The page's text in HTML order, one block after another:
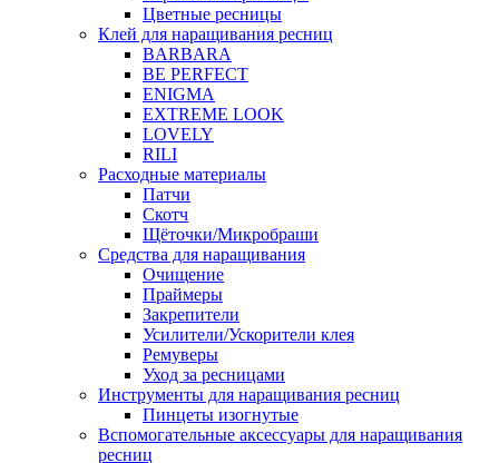
Цветные ресницы
Клей для наращивания ресниц
BARBARA
BE PERFECT
ENIGMA
EXTREME LOOK
LOVELY
RILI
Расходные материалы
Патчи
Скотч
Щёточки/Микробраши
Средства для наращивания
Очищение
Праймеры
Закрепители
Усилители/Ускорители клея
Ремуверы
Уход за ресницами
Инструменты для наращивания ресниц
Пинцеты изогнутые
Вспомогательные аксессуары для наращивания
ресниц